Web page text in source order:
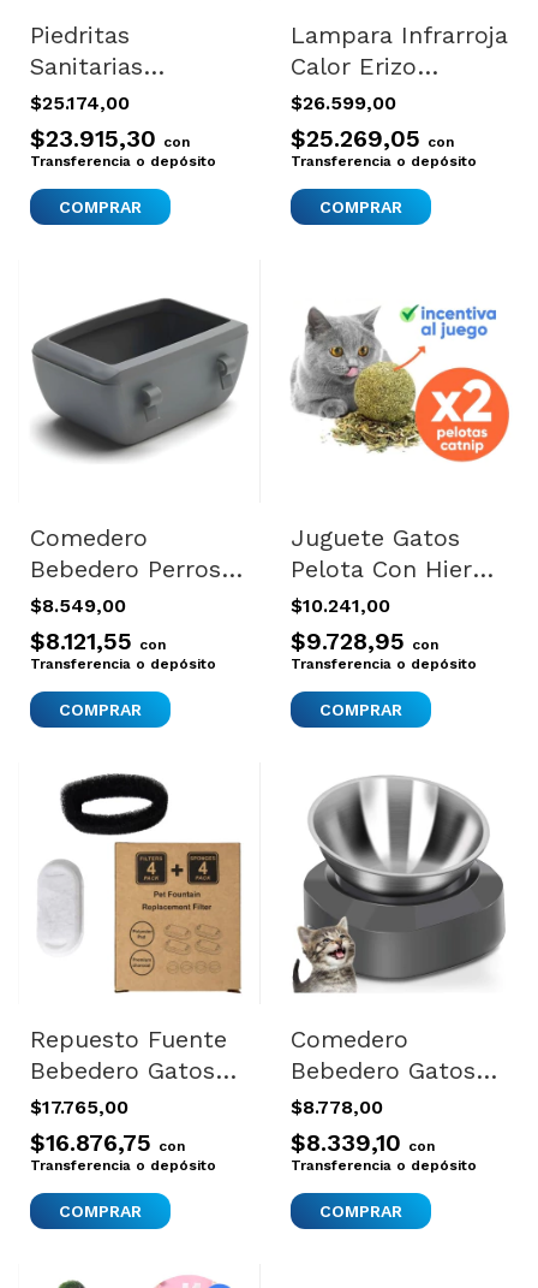
Piedritas
Sanitarias
Aglomerante
Litera Gatos
Juguetes
$25.174,00
$23.915,30 con
Transferencia o depósito
Lampara Infrarroja
Calor Erizo
Tortuga Reptiles
Pájaros 50 W
Calor Infraroja
$26.599,00
$25.269,05 con
Transferencia o depósito
Comedero
Bebedero Perros
Para
Transportadoras
Canil Viajes Gris
$8.549,00
$8.121,55 con
Transferencia o depósito
Juguete Gatos
Pelota Con Hierba
Gatera Interactivo
Zootec Marrón
$10.241,00
$9.728,95 con
Transferencia o depósito
Repuesto Fuente
Bebedero Gatos
Filtros Esponja
Carbon X4 Blanco
$17.765,00
$16.876,75 con
Transferencia o depósito
Comedero
Bebedero Gatos
Perros Elevado
Acero Inoxidables
New Color Negro
$8.778,00
$8.339,10 con
Transferencia o depósito